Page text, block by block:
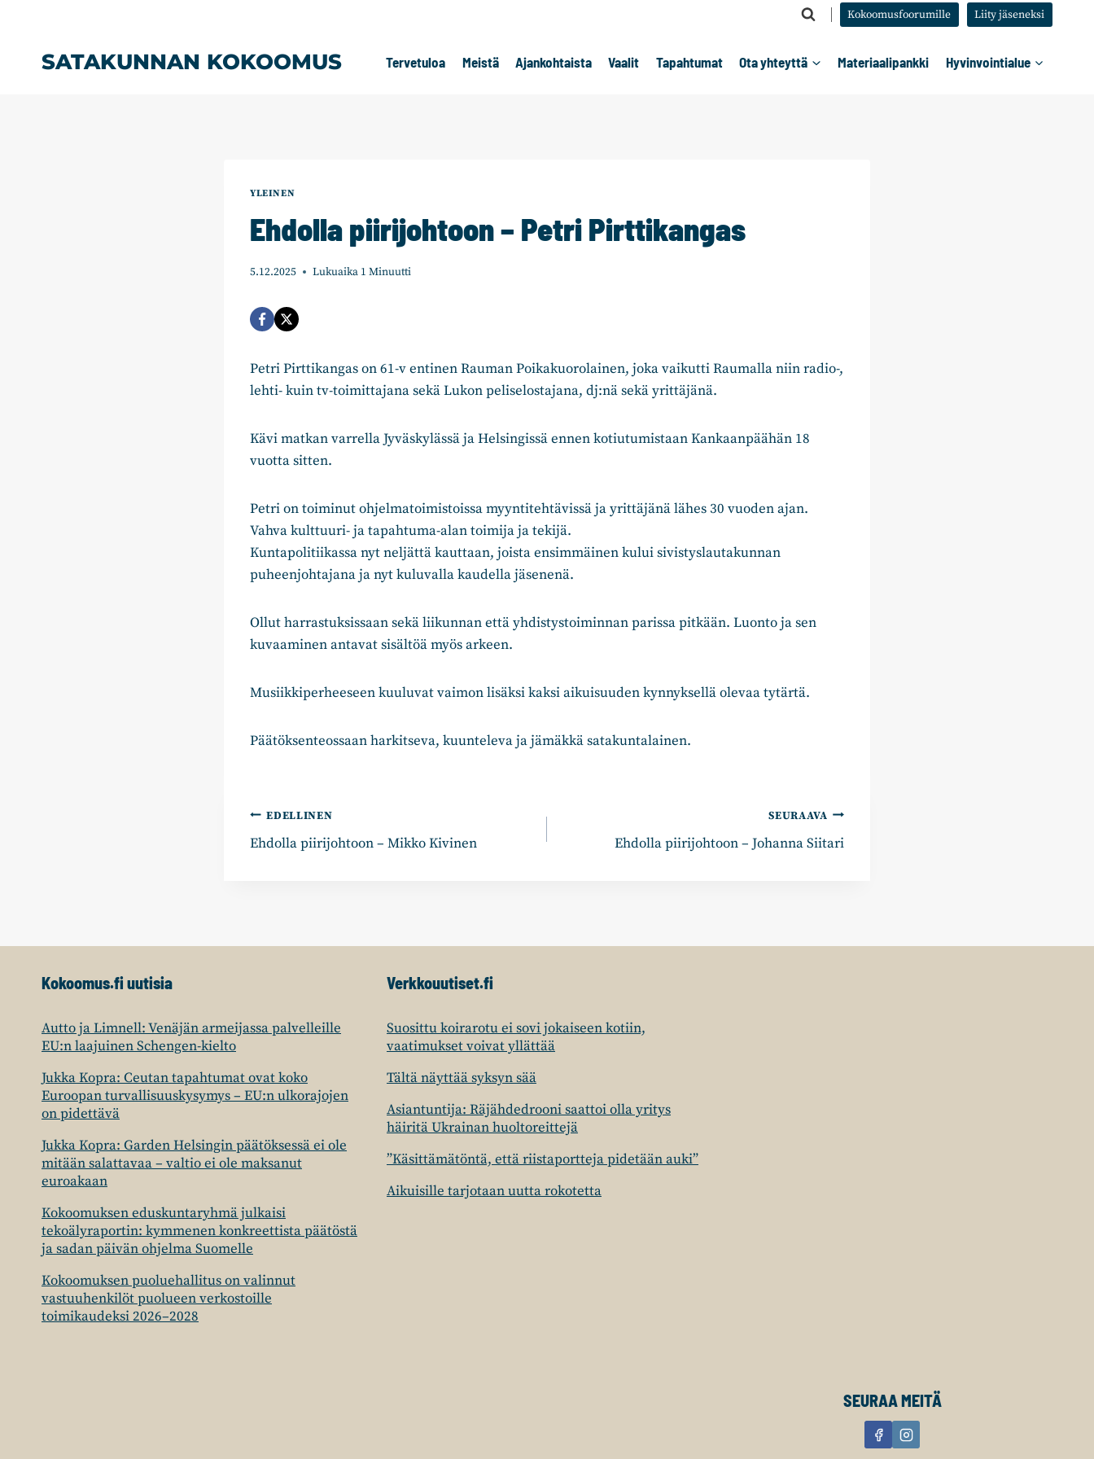
Kokoomusfoorumille Liity jäseneksi
SATAKUNNAN KOKOOMUS Tervetuloa Meistä Ajankohtaista Vaalit Tapahtumat Ota yhteyttä Materiaalipankki Hyvinvointialue
YLEINEN
Ehdolla piirijohtoon – Petri Pirttikangas
5.12.2025 Lukuaika 1 Minuutti
Petri Pirttikangas on 61-v entinen Rauman Poikakuorolainen, joka vaikutti Raumalla niin radio-,
lehti- kuin tv-toimittajana sekä Lukon peliselostajana, dj:nä sekä yrittäjänä.
Kävi matkan varrella Jyväskylässä ja Helsingissä ennen kotiutumistaan Kankaanpäähän 18
vuotta sitten.
Petri on toiminut ohjelmatoimistoissa myyntitehtävissä ja yrittäjänä lähes 30 vuoden ajan.
Vahva kulttuuri- ja tapahtuma-alan toimija ja tekijä.
Kuntapolitiikassa nyt neljättä kauttaan, joista ensimmäinen kului sivistyslautakunnan
puheenjohtajana ja nyt kuluvalla kaudella jäsenenä.
Ollut harrastuksissaan sekä liikunnan että yhdistystoiminnan parissa pitkään. Luonto ja sen
kuvaaminen antavat sisältöä myös arkeen.
Musiikkiperheeseen kuuluvat vaimon lisäksi kaksi aikuisuuden kynnyksellä olevaa tytärtä.
Päätöksenteossaan harkitseva, kuunteleva ja jämäkkä satakuntalainen.
Artikkelien
selaus
EDELLINEN
Ehdolla piirijohtoon – Mikko Kivinen
SEURAAVA
Ehdolla piirijohtoon – Johanna Siitari
Kokoomus.fi uutisia
Autto ja Limnell: Venäjän armeijassa palvelleille
EU:n laajuinen Schengen-kielto
Jukka Kopra: Ceutan tapahtumat ovat koko
Euroopan turvallisuuskysymys – EU:n ulkorajojen
on pidettävä
Jukka Kopra: Garden Helsingin päätöksessä ei ole
mitään salattavaa – valtio ei ole maksanut
euroakaan
Kokoomuksen eduskuntaryhmä julkaisi
tekoälyraportin: kymmenen konkreettista päätöstä
ja sadan päivän ohjelma Suomelle
Kokoomuksen puoluehallitus on valinnut
vastuuhenkilöt puolueen verkostoille
toimikaudeksi 2026–2028
Verkkouutiset.fi
Suosittu koirarotu ei sovi jokaiseen kotiin,
vaatimukset voivat yllättää
Tältä näyttää syksyn sää
Asiantuntija: Räjähdedrooni saattoi olla yritys
häiritä Ukrainan huoltoreittejä
”Käsittämätöntä, että riistaportteja pidetään auki”
Aikuisille tarjotaan uutta rokotetta
SEURAA MEITÄ